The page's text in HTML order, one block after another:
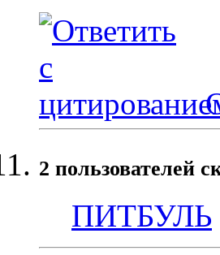
2 пользователей
ПИТБУЛЬ